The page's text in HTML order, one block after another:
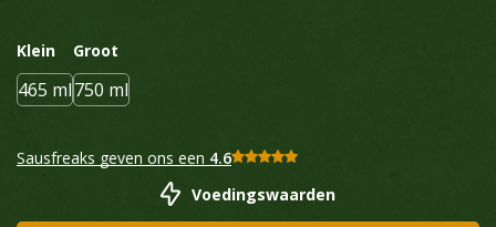
Klein
465 ml
Groot
750 ml
Sausfreaks geven ons een 4.6
Voedingswaarden